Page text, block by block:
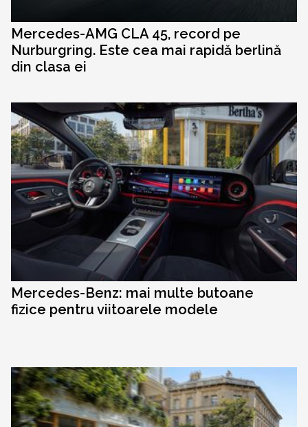
Mercedes-AMG CLA 45, record pe
Nurburgring. Este cea mai rapidă berlină
din clasa ei
Mercedes-Benz: mai multe butoane
fizice pentru viitoarele modele